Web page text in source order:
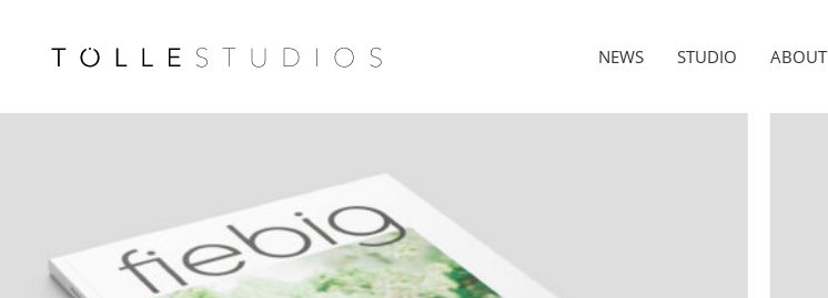
NEWS STUDIO